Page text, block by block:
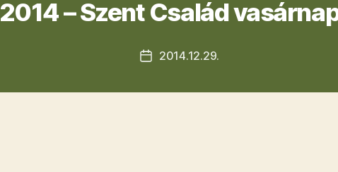
2014 – Szent Család
Bejegyzés
2014.12.29.